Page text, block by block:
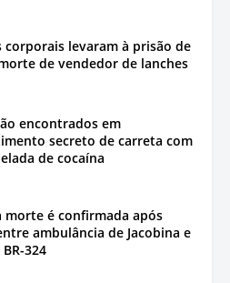
corporais levaram à prisão de
de vendedor de lanches
encontrados em
secreto de carreta com
de cocaína
morte é confirmada após
ambulância de Jacobina e
324